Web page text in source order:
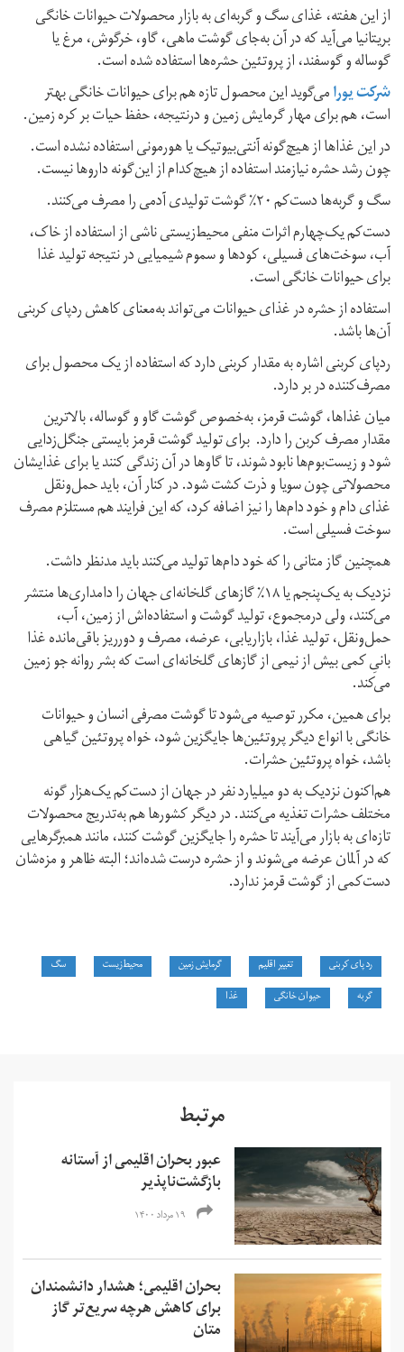
از این هفته، غذای سگ و گربه‌ای به بازار محصولات حیوانات خانگی
بریتانیا می‌آید که در آن به‌جای گوشت ماهی، گاو، خرگوش، مرغ یا
گوساله و گوسفند، از پروتئین حشره‌ها استفاده شده است.
شرکت یورامی‌گوید این محصول تازه‌ هم برای حیوانات خانگی بهتر
است، هم برای مهار گرمایش زمین و در‌نتیجه، حفظ حیات بر کره زمین.
در این غذاها از هیچ‌گونه آنتی‌بیوتیک یا هورمونی استفاده نشده است.
چون رشد حشره نیازمند استفاده از هیچ‌کدام از این‌گونه داروها نیست.
سگ و گربه‌ها دست‌کم ۲۰٪ گوشت تولیدی آدمی را مصرف می‌کنند.
دست‌‌کم یک‌چهارم اثرات منفی محیط‌زیستی ناشی از استفاده از خاک،
آب، سوخت‌های فسیلی، کودها و سموم شیمیایی در نتیجه تولید غذا
برای حیوانات خانگی است.
استفاده از حشره در غذای حیوانات می‌تواند به‌معنای کاهش رد‌پای کربنی
آن‌ها باشد.
رد‌پای کربنی اشاره به مقدار کربنی دارد که استفاده از یک محصول برای
مصرف‌کننده در بر دارد.
میان غذاها، گوشت قرمز، به‌خصوص گوشت گاو و گوساله، بالاترین
مقدار مصرف کربن را دارد. برای تولید گوشت قرمز بایستی جنگل‌زدایی
شود و زیست‌بوم‌ها نابود شوند، تا گاوها در آن زندگی کنند یا برای غذایشان
محصولاتی چون سویا و ذرت کشت شود. در کنار آن،‌ باید حمل‌ونقل
غذای دام و خود دام‌ها را نیز اضافه کرد، که این فرایند هم مستلزم مصرف
سوخت فسیلی است.
همچنین گاز متانی را که خود دام‌ها تولید می‌کنند باید مد‌نظر داشت.
نزدیک به یک‌پنجم یا ۱۸٪ گازهای گلخانه‌ای جهان را دامداری‌ها منتشر
می‌کنند، ولی در‌مجموع، تولید گوشت و استفاده‌‌اش از زمین، آب،
حمل‌ونقل، تولید غذا، بازاریابی، عرضه، مصرف و دور‌ریز باقی‌مانده غذا
بانیِ کمی بیش از نیمی از گازهای گلخانه‌ای است که بشر روانه جو زمین
می‌کند.
برای همین، مکرر توصیه می‌شود تا گوشت مصرفی انسان و حیوانات
خانگی با انواع دیگر پروتئین‌ها جایگزین شود، خواه پروتئین گیاهی
باشد، خواه پروتئین حشرات.
هم‌اکنون نزدیک به دو میلیارد نفر در جهان از دست‌کم یک‌هزار گونه
مختلف حشرات تغذیه می‌کنند. در دیگر کشورها هم به‌تدریج محصولات
تازه‌ای به بازار می‌آیند تا حشره را جایگزین گوشت کنند، مانند همبرگرهایی
که در آلمان عرضه می‌شوند و از حشره درست شده‌اند؛ البته ظاهر و مزه‌شان
دست‌کمی از گوشت قرمز ندارد.
رد پای کربنی تغییر اقلیم گرمایش زمین محیط‌زیست
سگ
گربه
حیوان خانگی غذا
مرتبط
عبور بحران اقلیمی از آستانه
بازگشت‌ناپذیر
۱۹ مرداد ۱۴۰۰
بحران اقلیمی؛ هشدار دانشمندان
برای کاهش هرچه سریع‌تر گاز
متان